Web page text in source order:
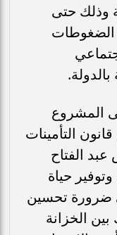
وذلك حتى
الضغوطات
بالدولة.
المشروع
التأمينات
الفتاح
حياة
ضرورة تحسين
الخزانة